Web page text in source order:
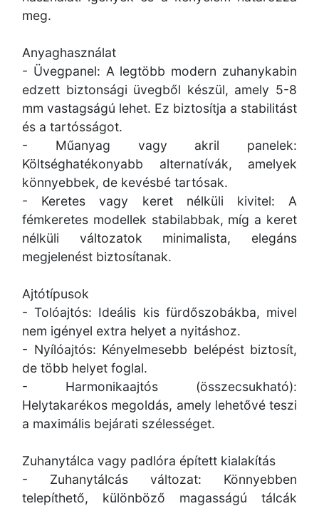
meg.
Anyaghasználat
- Üvegpanel: A legtöbb modern zuhanykabin
edzett biztonsági üvegből készül, amely 5-8
mm vastagságú lehet. Ez biztosítja a stabilitást
és a tartósságot.
- Műanyag vagy akril panelek:
Költséghatékonyabb alternatívák, amelyek
könnyebbek, de kevésbé tartósak.
- Keretes vagy keret nélküli kivitel: A
fémkeretes modellek stabilabbak, míg a keret
nélküli változatok minimalista, elegáns
megjelenést biztosítanak.
Ajtótípusok
- Tolóajtós: Ideális kis fürdőszobákba, mivel
nem igényel extra helyet a nyitáshoz.
- Nyílóajtós: Kényelmesebb belépést biztosít,
de több helyet foglal.
- Harmonikaajtós (összecsukható):
Helytakarékos megoldás, amely lehetővé teszi
a maximális bejárati szélességet.
Zuhanytálca vagy padlóra épített kialakítás
- Zuhanytálcás változat: Könnyebben
telepíthető, különböző magasságú tálcák